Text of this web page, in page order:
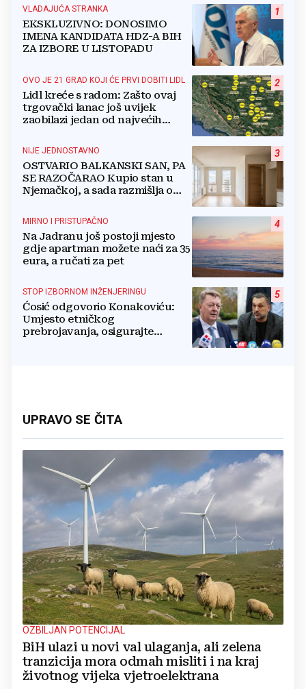
1
VLADAJUĆA STRANKA
EKSKLUZIVNO: DONOSIMO
IMENA KANDIDATA HDZ-A BIH
ZA IZBORE U LISTOPADU
2
OVO JE 21 GRAD KOJI ĆE PRVI DOBITI LIDL
Lidl kreće s radom: Zašto ovaj
trgovački lanac još uvijek
zaobilazi jedan od najvećih
3
NIJE JEDNOSTAVNO
OSTVARIO BALKANSKI SAN, PA
SE RAZOČARAO Kupio stan u
Njemačkoj, a sada razmišlja o
4
MIRNO I PRISTUPAČNO
Na Jadranu još postoji mjesto
gdje apartman možete naći za 35
eura, a ručati za pet
5
STOP IZBORNOM INŽENJERINGU
Ćosić odgovorio Konakoviću:
Umjesto etničkog
prebrojavanja, osigurajte
UPRAVO SE ČITA
OZBILJAN POTENCIJAL
BiH ulazi u novi val ulaganja, ali zelena
tranzicija mora odmah misliti i na kraj
životnog vijeka vjetroelektrana